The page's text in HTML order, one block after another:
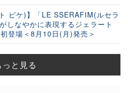
ピケ)】「LE SSERAFIM(ルセラ
しなやかに表現するジェラート
登場＜8月10日(月)発売＞
っと見る